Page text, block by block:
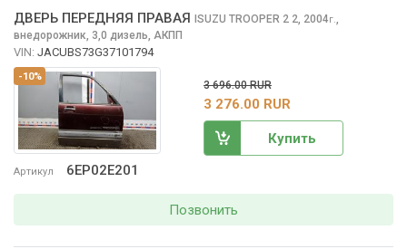
-10%
Артикул 6EP02E201
ДВЕРЬ ПЕРЕДНЯЯ ПРАВАЯ ISUZU TROOPER 2 2, 2004г.,
внедорожник, 3,0 дизель, АКПП
VIN: JACUBS73G37101794
3 696.00 RUR
3 276.00 RUR
Купить
Позвонить